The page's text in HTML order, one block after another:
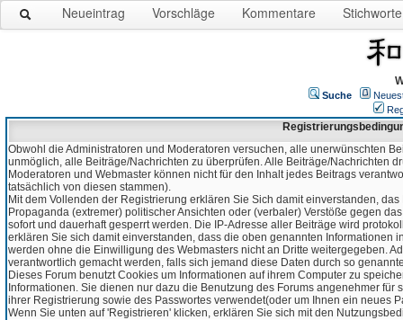
Neueintrag Vorschläge Kommentare Stichworte
Suche
Obwohl die Administratoren und Moderatoren versuchen, alle unerwünschten
unmöglich, alle Beiträge/Nachrichten zu überprüfen. Alle Beiträge/Nachrichten
Moderatoren und Webmaster können nicht für den Inhalt jedes Beitrags
tatsächlich von diesen stammen).
Mit dem Vollenden der Registrierung erklären Sie Sich damit einverstanden,
Propaganda (extremer) politischer Ansichten oder (verbaler) Verstöße gegen
sofort und dauerhaft gesperrt werden. Die IP-Adresse aller Beiträge wird
erklären Sie sich damit einverstanden, dass die oben genannten Informationen
werden ohne die Einwilligung des Webmasters nicht an Dritte weitergegeben.
verantwortlich gemacht werden, falls sich jemand diese Daten durch so
Dieses Forum benutzt Cookies um Informationen auf ihrem Computer zu
Informationen. Sie dienen nur dazu die Benutzung des Forums angenehmer
ihrer Registrierung sowie des Passwortes verwendet(oder um Ihnen ein neues
Wenn Sie unten auf 'Registrieren' klicken, erklären Sie sich mit den